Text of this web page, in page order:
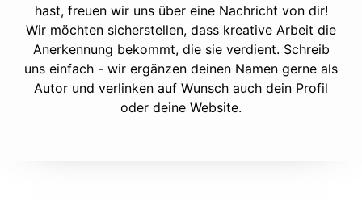
hast, freuen wir uns über eine Nachricht von dir!
Wir möchten sicherstellen, dass kreative Arbeit die
Anerkennung bekommt, die sie verdient. Schreib
uns einfach - wir ergänzen deinen Namen gerne als
Autor und verlinken auf Wunsch auch dein Profil
oder deine Website.